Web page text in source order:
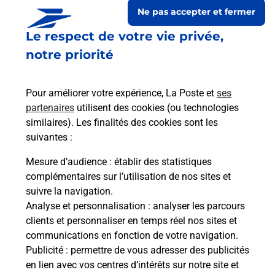
Le respect de votre vie privée,
notre priorité
Pour améliorer votre expérience, La Poste et ses
partenaires utilisent des cookies (ou technologies
similaires). Les finalités des cookies sont les
suivantes :
Mesure d’audience : établir des statistiques
complémentaires sur l’utilisation de nos sites et
suivre la navigation.
Analyse et personnalisation : analyser les parcours
clients et personnaliser en temps réel nos sites et
communications en fonction de votre navigation.
Publicité : permettre de vous adresser des publicités
en lien avec vos centres d’intérêts sur notre site et
Ne pas accepter et fermer
Collecte du courrier aujourd'hui à 09h00
1 Rue Saint Martin
65190 Goudon
Itinéraire
Le lien s'ouvre dans un nouvel onglet